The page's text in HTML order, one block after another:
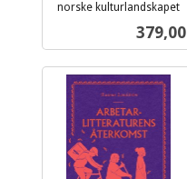
norske kulturlandskapet
Pris
379,00